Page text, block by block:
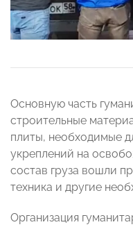
Основную часть
строительные
плиты, необходимые
укреплений на
состав груза вошли
техника и другие
Организация